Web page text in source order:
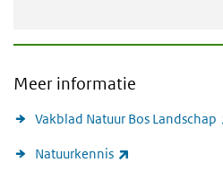
Meer informatie
Vakblad Natuur Bos Landschap
Natuurkennis